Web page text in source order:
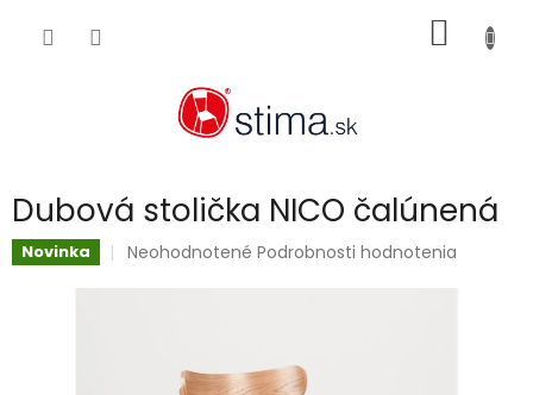
KOŠÍK
Dubová stolička NICO čalúnená
Novinka
Priemerné
Neohodnotené Podrobnosti hodnotenia